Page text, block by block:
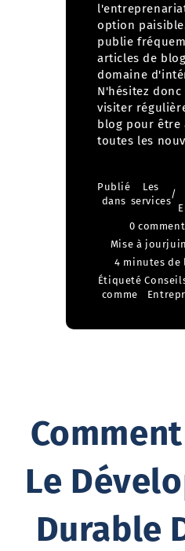
option paisible.
publie
articles de
domaine
N'hésitez donc
visiter
blog pour être
Publié
dans
Les
services
/
0
Mise à jour
4 minutes de
Étiqueté
comme
Le
Durable